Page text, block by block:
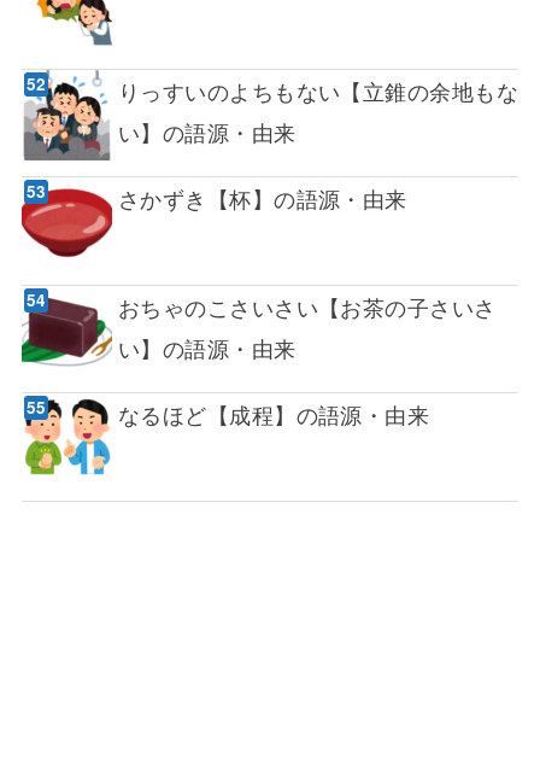
りっすいのよちもない【立錐の余地もな
い】の語源・由来
さかずき【杯】の語源・由来
おちゃのこさいさい【お茶の子さいさ
い】の語源・由来
なるほど【成程】の語源・由来